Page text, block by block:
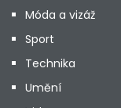
Móda a vizáž
Sport
Technika
Umění